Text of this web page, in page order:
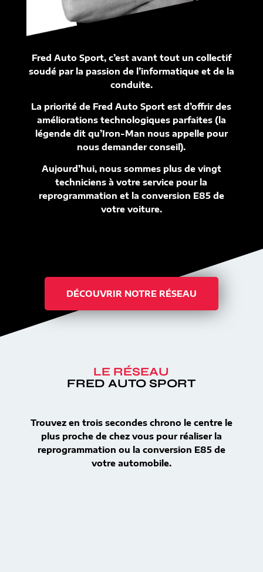
Fred Auto Sport, c’est avant tout un collectif
soudé par la passion de l’informatique et de la
conduite.
La priorité de Fred Auto Sport est d’offrir des
améliorations technologiques parfaites (la
légende dit qu’Iron-Man nous appelle pour
nous demander conseil).
Aujourd’hui, nous sommes plus de vingt
techniciens à votre service pour la
reprogrammation et la conversion E85 de
votre voiture.
DÉCOUVRIR NOTRE RÉSEAU
LE RÉSEAU
FRED AUTO SPORT
Trouvez en trois secondes chrono le centre le
plus proche de chez vous pour réaliser la
reprogrammation ou la conversion E85 de
votre automobile.